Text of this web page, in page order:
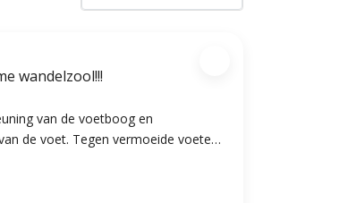
wandelzool!!!
van de voetboog en
de voet. Tegen vermoeide voeten